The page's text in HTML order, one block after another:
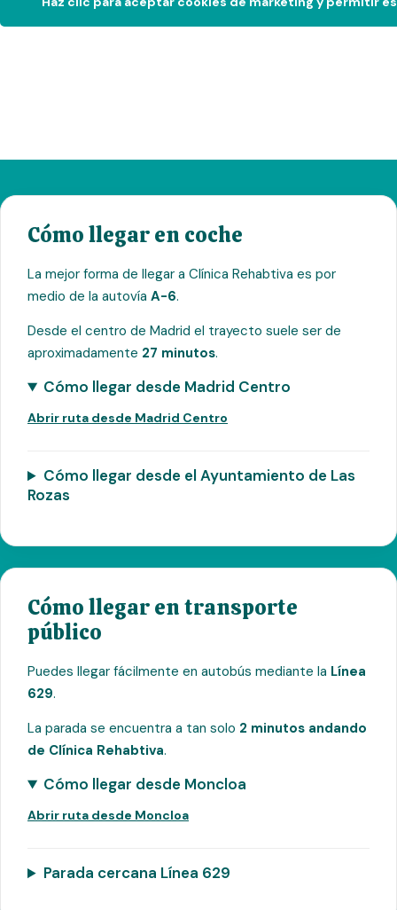
Cómo llegar en coche
La mejor forma de llegar a Clínica Rehabtiva es por
medio de la autovía A-6.
Desde el centro de Madrid el trayecto suele ser de
aproximadamente 27 minutos.
Cómo llegar desde Madrid Centro
Abrir ruta desde Madrid Centro
Cómo llegar desde el Ayuntamiento de Las
Rozas
Cómo llegar en transporte
público
Puedes llegar fácilmente en autobús mediante la Línea
629.
La parada se encuentra a tan solo 2 minutos andando
de Clínica Rehabtiva.
Cómo llegar desde Moncloa
Abrir ruta desde Moncloa
Parada cercana Línea 629